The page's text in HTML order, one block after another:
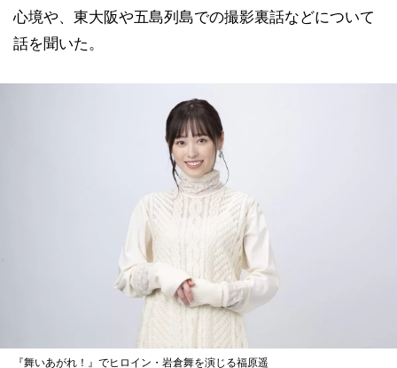
心境や、東大阪や五島列島での撮影裏話などについて
話を聞いた。
『舞いあがれ！』でヒロイン・岩倉舞を演じる福原遥